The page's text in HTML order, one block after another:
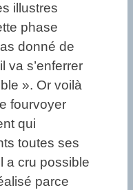
illustres
phase
donné de
va s’enferrer
». Or voilà
fourvoyer
qui
toutes ses
a cru possible
parce